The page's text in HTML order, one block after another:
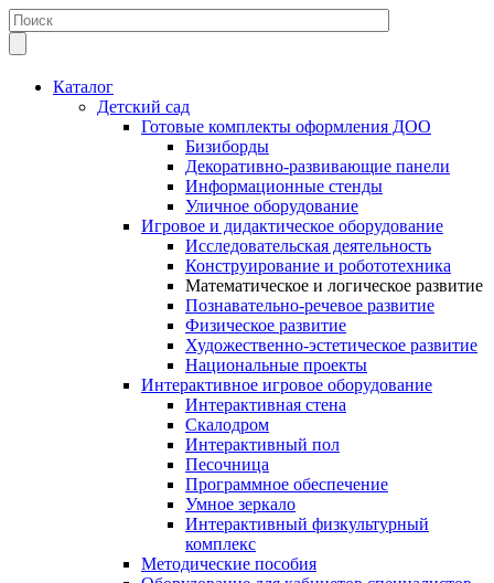
Каталог
Детский сад
Готовые комплекты оформления ДОО
Бизиборды
Декоративно-развивающие панели
Информационные стенды
Уличное оборудование
Игровое и дидактическое оборудование
Исследовательская деятельность
Конструирование и робототехника
Математическое и логическое развитие
Познавательно-речевое развитие
Физическое развитие
Художественно-эстетическое развитие
Национальные проекты
Интерактивное игровое оборудование
Интерактивная стена
Скалодром
Интерактивный пол
Песочница
Программное обеспечение
Умное зеркало
Интерактивный физкультурный
комплекс
Методические пособия